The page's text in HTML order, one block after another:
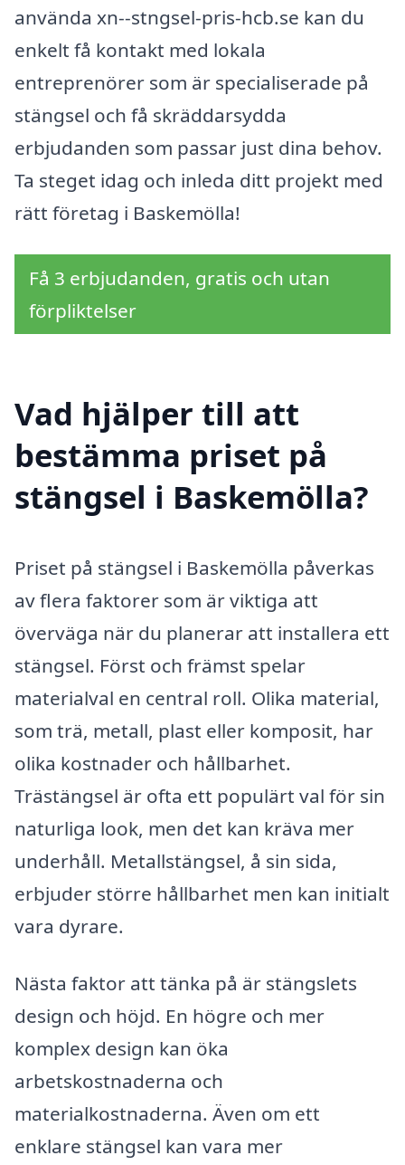
använda xn--stngsel-pris-hcb.se kan du
enkelt få kontakt med lokala
entreprenörer som är specialiserade på
stängsel och få skräddarsydda
erbjudanden som passar just dina behov.
Ta steget idag och inleda ditt projekt med
rätt företag i Baskemölla!
Få 3 erbjudanden, gratis och utan
förpliktelser
Vad hjälper till att
bestämma priset på
stängsel i Baskemölla?
Priset på stängsel i Baskemölla påverkas
av flera faktorer som är viktiga att
överväga när du planerar att installera ett
stängsel. Först och främst spelar
materialval en central roll. Olika material,
som trä, metall, plast eller komposit, har
olika kostnader och hållbarhet.
Trästängsel är ofta ett populärt val för sin
naturliga look, men det kan kräva mer
underhåll. Metallstängsel, å sin sida,
erbjuder större hållbarhet men kan initialt
vara dyrare.
Nästa faktor att tänka på är stängslets
design och höjd. En högre och mer
komplex design kan öka
arbetskostnaderna och
materialkostnaderna. Även om ett
enklare stängsel kan vara mer